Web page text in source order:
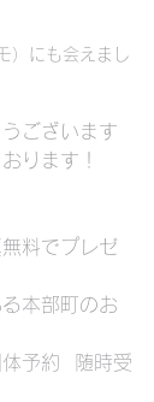
）にも会えまし
ございます
ります！
料でプレゼ
本部町のお
予約  随時受